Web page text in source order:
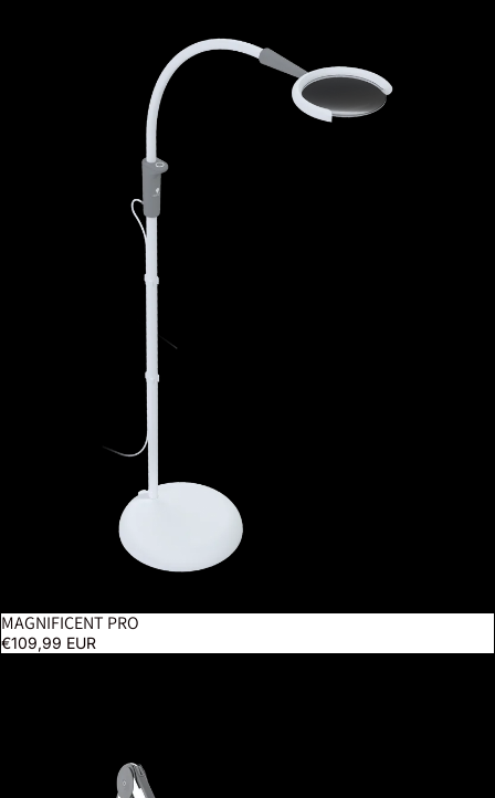
BESTSELLER
MAGNIFICENT PRO
€109,99 EUR